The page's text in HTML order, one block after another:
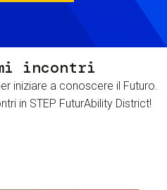
incontri
iniziare a conoscere il Futuro.
in STEP FuturAbility District!